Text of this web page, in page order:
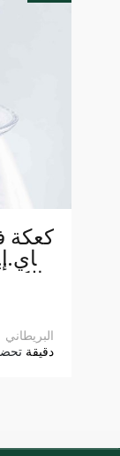
كعكة
شاي
البريطاني
50 دقيقة